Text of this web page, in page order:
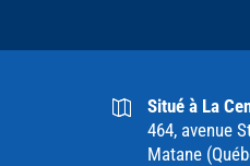
Situé à La
464, avenue
Matane